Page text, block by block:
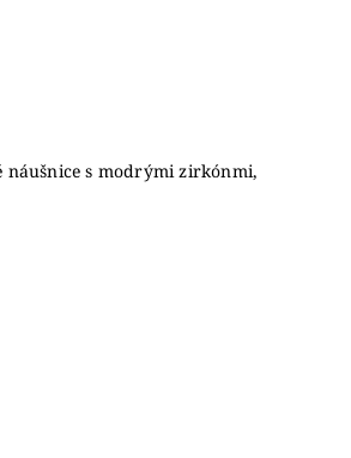
náušnice s modrými zirkónmi,